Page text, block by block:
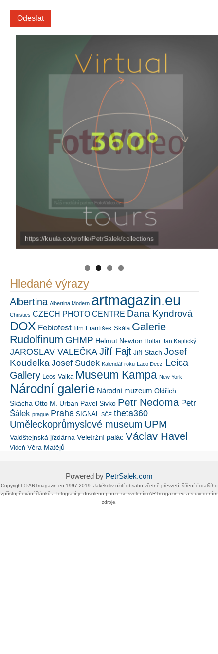
https://kuula.co/profile/PetrSalek/collections
Náš mediální partner FotoVideo.cz
PetrSalek.com
Hledané výrazy
Albertina Albertina Modern artmagazin.eu
Christies CZECH PHOTO CENTRE Dana Kyndrová
DOX Febiofest film František Skála Galerie
Rudolfinum GHMP Helmut Newton Hollar Jan Kaplický
JAROSLAV VALEČKA Jiří Fajt Jiří Stach Josef
Koudelka Josef Sudek Kalendář roku Laco Deczi Leica
Gallery Leos Valka Museum Kampa New York
Národní galerie Národní muzeum Oldřich
Škácha Otto M. Urban Pavel Sivko Petr Nedoma Petr
Šálek prague Praha SIGNAL SČF theta360
Uměleckoprůmyslové museum UPM
Valdštejnská jízdárna Veletržní palác Václav Havel
Vídeň Věra Matějů
Powered by PetrSalek.com
Copyright ©​ ​​ARTmagazin.eu ​1997-2019​.​ Jakékoliv užití obsahu včetně převzetí, šíření či dalšího
zpřístupňování článků a fotografií je dovoleno pouze se svolením ​ARTmagazin.eu​ ​a s uvedením
zdroje.